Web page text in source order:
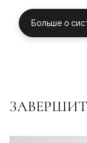
Больше о